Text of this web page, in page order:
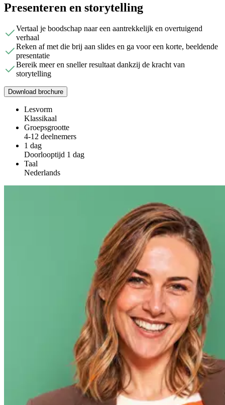
Presenteren en storytelling
Vertaal je boodschap naar een aantrekkelijk en overtuigend
verhaal
Reken af met die brij aan slides en ga voor een korte, beeldende
presentatie
Bereik meer en sneller resultaat dankzij de kracht van
storytelling
Download brochure
Lesvorm
Klassikaal
Groepsgrootte
4-12 deelnemers
1 dag
Doorlooptijd 1 dag
Taal
Nederlands